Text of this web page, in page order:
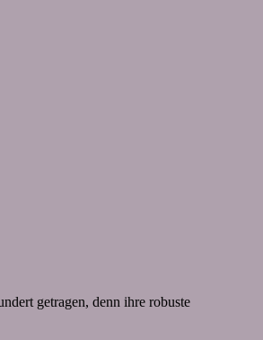
getragen, denn ihre robuste